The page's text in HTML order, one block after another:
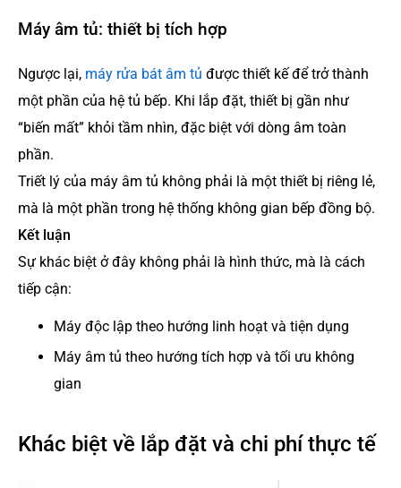
Máy âm tủ: thiết bị tích hợp
Ngược lại, máy rửa bát âm tủ được thiết kế để trở thành
một phần của hệ tủ bếp. Khi lắp đặt, thiết bị gần như
“biến mất” khỏi tầm nhìn, đặc biệt với dòng âm toàn
phần.
Triết lý của máy âm tủ không phải là một thiết bị riêng lẻ,
mà là một phần trong hệ thống không gian bếp đồng bộ.
Kết luận
Sự khác biệt ở đây không phải là hình thức, mà là cách
tiếp cận:
Máy độc lập theo hướng linh hoạt và tiện dụng
Máy âm tủ theo hướng tích hợp và tối ưu không
gian
Khác biệt về lắp đặt và chi phí thực tế